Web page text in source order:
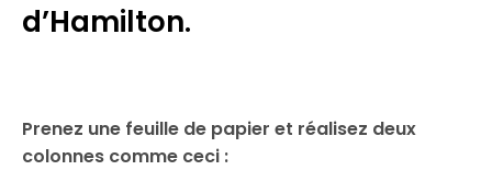
d’Hamilton.
Prenez une feuille de papier et réalisez deux
colonnes comme ceci :